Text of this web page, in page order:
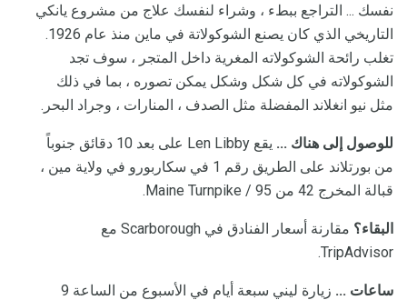
نفسك ... التراجع ببطء ، وشراء لنفسك علاج من مشروع يانكي
التاريخي الذي كان يصنع الشوكولاتة في ماين منذ عام 1926.
تغلب رائحة الشوكولاته المغرية داخل المتجر ، سوف تجد
الشوكولاته في كل شكل وشكل يمكن تصوره ، بما في ذلك
مثل نيو انغلاند المفضلة مثل الصدف ، المنارات ، وجراد البحر.
للوصول إلى هناك ...
يقع Len Libby على بعد 10 دقائق جنوباً
من بورتلاند على الطريق رقم 1 في سكاربورو في ولاية مين ،
قبالة المخرج 42 من Maine Turnpike / 95.
البقاء؟
مقارنة أسعار الفنادق في Scarborough مع
TripAdvisor.
ساعات ...
زيارة ليني سبعة أيام في الأسبوع من الساعة 9